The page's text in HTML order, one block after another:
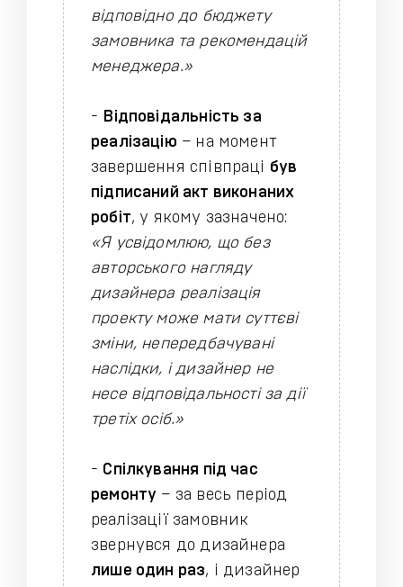
відповідно до бюджету
замовника та рекомендацій
менеджера.»
- Відповідальність за
реалізацію – на момент
завершення співпраці був
підписаний акт виконаних
робіт, у якому зазначено:
«Я усвідомлюю, що без
авторського нагляду
дизайнера реалізація
проекту може мати суттєві
зміни, непередбачувані
наслідки, і дизайнер не
несе відповідальності за дії
третіх осіб.»
- Спілкування під час
ремонту – за весь період
реалізації замовник
звернувся до дизайнера
лише один раз, і дизайнер